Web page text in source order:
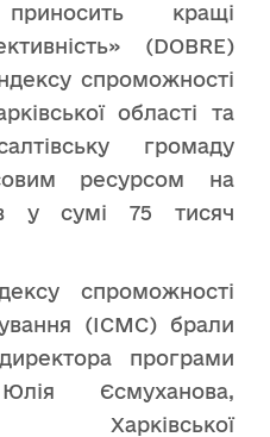
приносить кращі
(DOBRE)
спроможності
області та
громаду
ресурсом на
у сумі 75 тисяч
спроможності
(ІСМС) брали
програми
Єсмуханова,
Харківської